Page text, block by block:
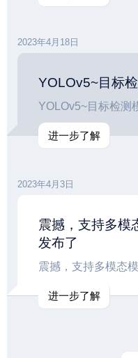
2023年4月18日
YOLOv5~目标
YOLOv5~目标检测
进一步了解
2023年4月3日
震撼，支持多模
发布了
震撼，支持多模态
进一步了解